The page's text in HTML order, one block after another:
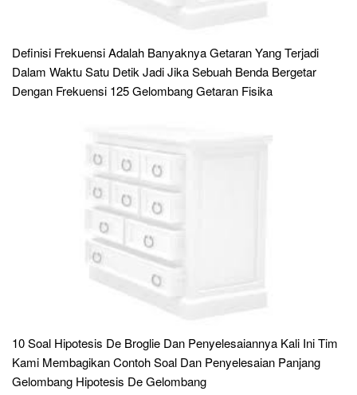
Definisi Frekuensi Adalah Banyaknya Getaran Yang Terjadi
Dalam Waktu Satu Detik Jadi Jika Sebuah Benda Bergetar
Dengan Frekuensi 125 Gelombang Getaran Fisika
10 Soal Hipotesis De Broglie Dan Penyelesaiannya Kali Ini Tim
Kami Membagikan Contoh Soal Dan Penyelesaian Panjang
Gelombang Hipotesis De Gelombang